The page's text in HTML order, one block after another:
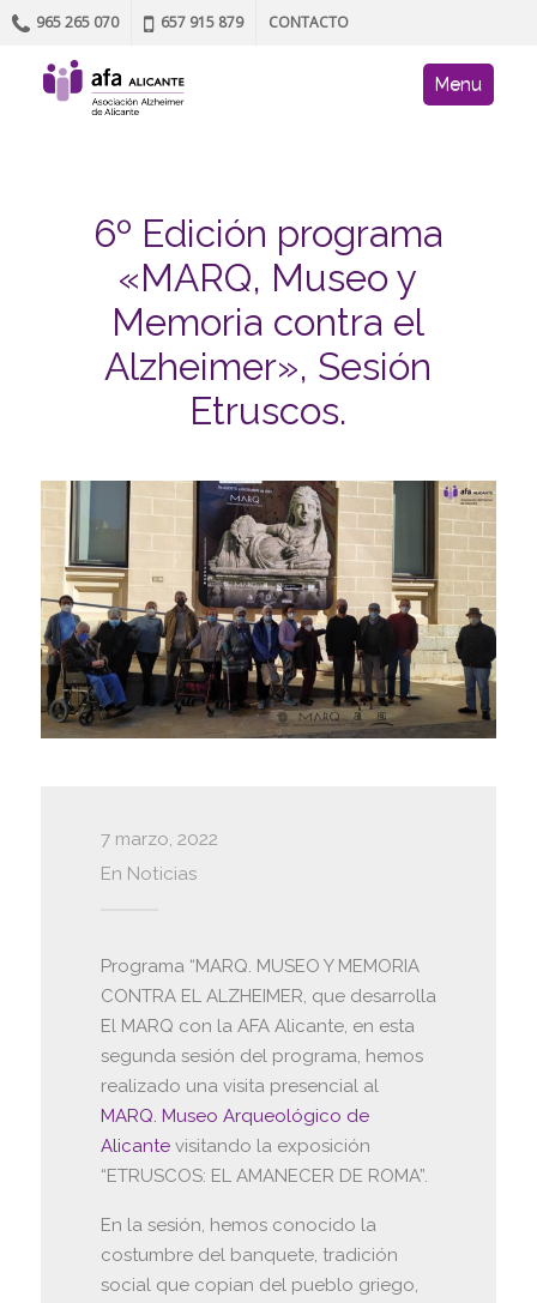
965 265 070 657 915 879 CONTACTO
AFA site
Skip to content
Menu
6º Edición programa
«MARQ, Museo y
Memoria contra el
Alzheimer», Sesión
Etruscos.
7 marzo, 2022
En Noticias
Programa “MARQ. MUSEO Y MEMORIA
CONTRA EL ALZHEIMER, que desarrolla
El MARQ con la AFA Alicante, en esta
segunda sesión del programa, hemos
realizado una visita presencial al
MARQ. Museo Arqueológico de
Alicantevisitando la exposición
“ETRUSCOS: EL AMANECER DE ROMA”.
En la sesión, hemos conocido la
costumbre del banquete, tradición
social que copian del pueblo griego,